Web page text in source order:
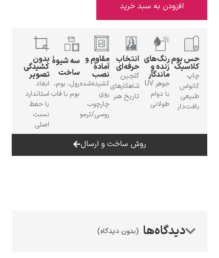
ادوارد هاپر
ادگار دگا
به سبد خرید
رنگ‌های
زنده و
ماندگار
جوهر UV
با دوام
طولانی
انتخاب
حرفه‌ای
گلچین
شاهکارهای
تاریخ هنر
مقاوم و
آمادهٔ
نصب
کشیده‌شده
روی
چارچوب
سه شیوهٔ
ساخت
رول، بوم،
بوم با قاب
بدون
کشیدگی
تصویر
ابعاد
استاندارد
با حفظ
نسبت
روش ساخت و ارسال
(بدون دیدگاه)